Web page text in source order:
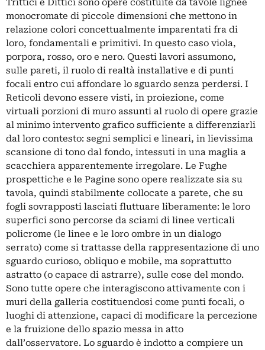
Trittici e Dittici sono opere costituite da tavole lignee
monocromate di piccole dimensioni che mettono in
relazione colori concettualmente imparentati fra di
loro, fondamentali e primitivi. In questo caso viola,
porpora, rosso, oro e nero. Questi lavori assumono,
sulle pareti, il ruolo di realtà installative e di punti
focali entro cui affondare lo sguardo senza perdersi. I
Reticoli devono essere visti, in proiezione, come
virtuali porzioni di muro assunti al ruolo di opere grazie
al minimo intervento grafico sufficiente a differenziarli
dal loro contesto: segni semplici e lineari, in lievissima
scansione di tono dal fondo, intessuti in una maglia a
scacchiera apparentemente irregolare. Le Fughe
prospettiche e le Pagine sono opere realizzate sia su
tavola, quindi stabilmente collocate a parete, che su
fogli sovrapposti lasciati fluttuare liberamente: le loro
superfici sono percorse da sciami di linee verticali
policrome (le linee e le loro ombre in un dialogo
serrato) come si trattasse della rappresentazione di uno
sguardo curioso, obliquo e mobile, ma soprattutto
astratto (o capace di astrarre), sulle cose del mondo.
Sono tutte opere che interagiscono attivamente con i
muri della galleria costituendosi come punti focali, o
luoghi di attenzione, capaci di modificare la percezione
e la fruizione dello spazio messa in atto
dall’osservatore. Lo sguardo è indotto a compiere un